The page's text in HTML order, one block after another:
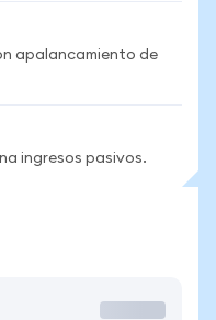
apalancamiento de
ingresos pasivos.